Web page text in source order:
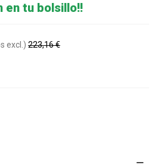
en tu bolsillo!!
excl.) 223,16 €